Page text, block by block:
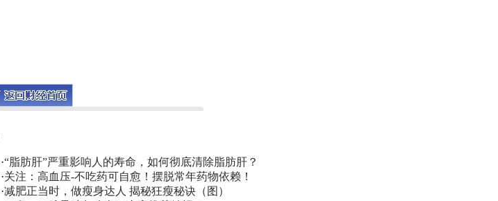
·“脂肪肝”严重影响人的寿命，如何彻底清除脂肪肝？
·关注：高血压-不吃药可自愈！摆脱常年药物依赖！
·减肥正当时，做瘦身达人 揭秘狂瘦秘诀（图）